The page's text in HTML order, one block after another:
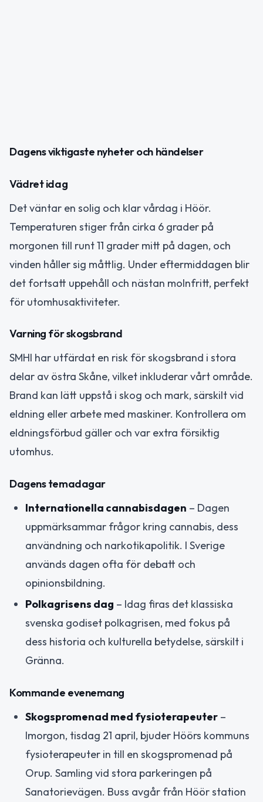
Dagens viktigaste nyheter och händelser
Vädret idag
Det väntar en solig och klar vårdag i Höör.
Temperaturen stiger från cirka 6 grader på
morgonen till runt 11 grader mitt på dagen, och
vinden håller sig måttlig. Under eftermiddagen blir
det fortsatt uppehåll och nästan molnfritt, perfekt
för utomhusaktiviteter.
Varning för skogsbrand
SMHI har utfärdat en risk för skogsbrand i stora
delar av östra Skåne, vilket inkluderar vårt område.
Brand kan lätt uppstå i skog och mark, särskilt vid
eldning eller arbete med maskiner. Kontrollera om
eldningsförbud gäller och var extra försiktig
utomhus.
Dagens temadagar
Internationella cannabisdagen – Dagen
uppmärksammar frågor kring cannabis, dess
användning och narkotikapolitik. I Sverige
används dagen ofta för debatt och
opinionsbildning.
Polkagrisens dag – Idag firas det klassiska
svenska godiset polkagrisen, med fokus på
dess historia och kulturella betydelse, särskilt i
Gränna.
Kommande evenemang
Skogspromenad med fysioterapeuter –
Imorgon, tisdag 21 april, bjuder Höörs kommuns
fysioterapeuter in till en skogspromenad på
Orup. Samling vid stora parkeringen på
Sanatorievägen. Buss avgår från Höör station